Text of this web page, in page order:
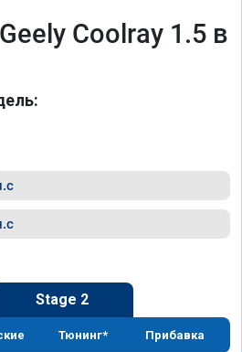
Coolray 1.5 в
Stage 2
Тюнинг* Прибавка